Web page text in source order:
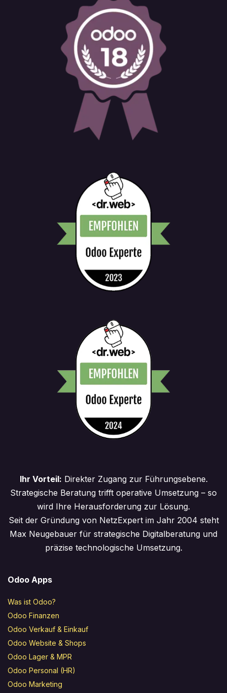
Ihr Vorteil: Direkter Zugang zur Führungsebene.
Strategische Beratung trifft operative Umsetzung – so
wird Ihre Herausforderung zur Lösung.
Seit der Gründung von NetzExpert im Jahr 2004 steht
Max Neugebauer für strategische Digitalberatung und
präzise technologische Umsetzung.
Odoo Apps
Was ist Odoo?
Odoo Finanzen
Odoo Verkauf & Einkauf
Odoo Website & Shops
Odoo Lager & MPR
Odoo Personal (HR)
Odoo Marketing